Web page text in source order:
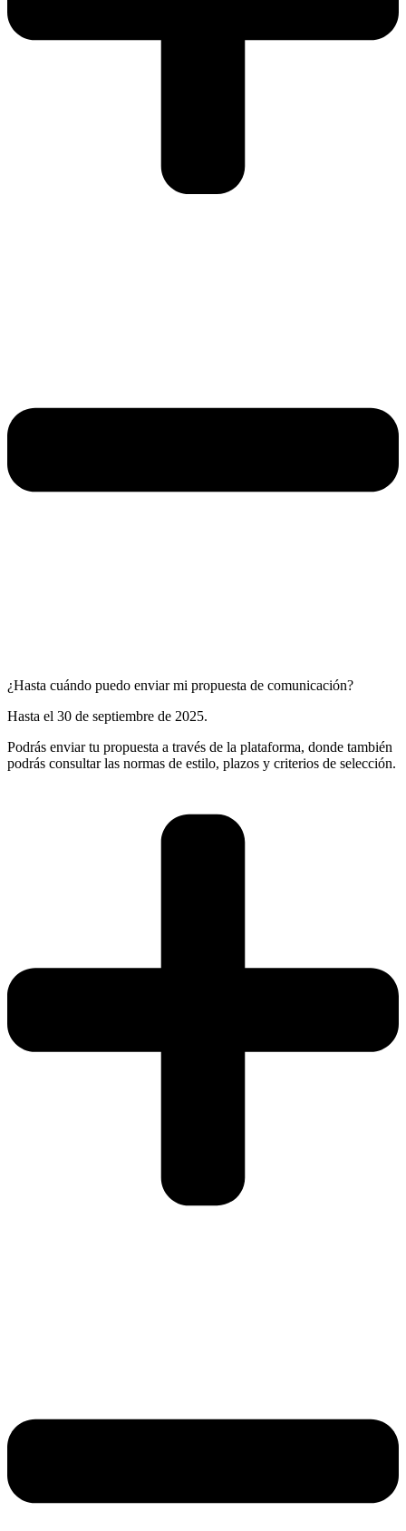
¿Hasta cuándo puedo enviar mi propuesta de comunicación?
Hasta el 30 de septiembre de 2025.
Podrás enviar tu propuesta a través de la plataforma, donde también
podrás consultar las normas de estilo, plazos y criterios de selección.